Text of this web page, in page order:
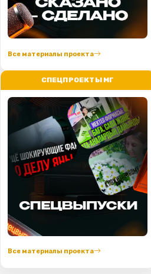
Все материалы проекта
СПЕЦПРОЕКТЫ МГ
Все материалы проекта